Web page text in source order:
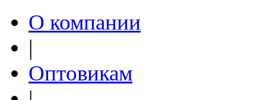
О компании
|
Оптовикам